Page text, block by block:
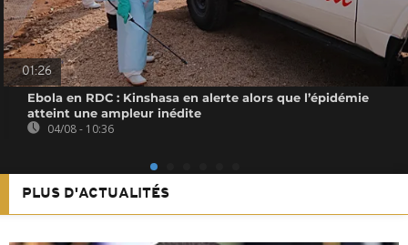
01:26
Ebola en RDC : Kinshasa en alerte alors que l’épidémie
atteint une ampleur inédite
04/08 - 10:36
PLUS D'ACTUALITÉS